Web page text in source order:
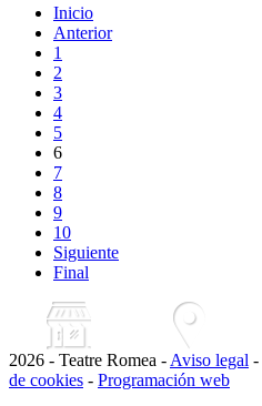
Inicio
Anterior
1
2
3
4
5
6
7
8
9
10
Siguiente
Final
2026 - Teatre Romea - Aviso legal -
de cookies - Programación web